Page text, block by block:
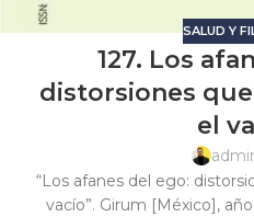
SALUD Y
127. Los
distorsiones
el
“Los afanes del ego:
vacío”. Girum [México],